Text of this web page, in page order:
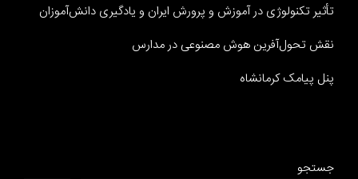
تأثیر تکنولوژی در آموزش و پرورش ایران و یادگیری دانش‌آموزان
نقش تحول‌آفرین هوش مصنوعی در مدارس
پنل پیامک کرمانشاه
جستجو